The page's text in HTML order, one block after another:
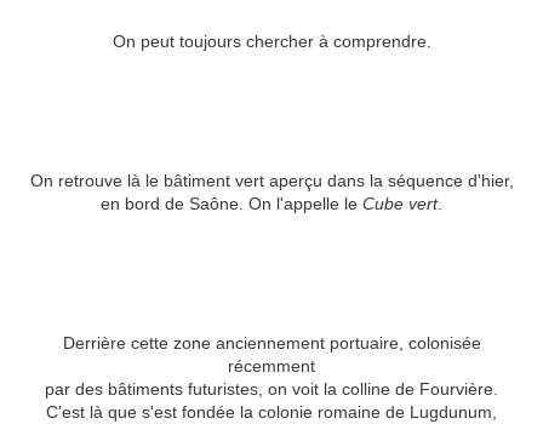
On peut toujours chercher à comprendre.
On retrouve là le bâtiment vert aperçu dans la séquence d'hier,
en bord de Saône. On l'appelle le Cube vert.
Derrière cette zone anciennement portuaire, colonisée
récemment
par des bâtiments futuristes, on voit la colline de Fourvière.
C'est là que s'est fondée la colonie romaine de Lugdunum,